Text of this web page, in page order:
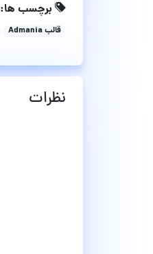
برچسب ها:
قالب Admania
نظرات